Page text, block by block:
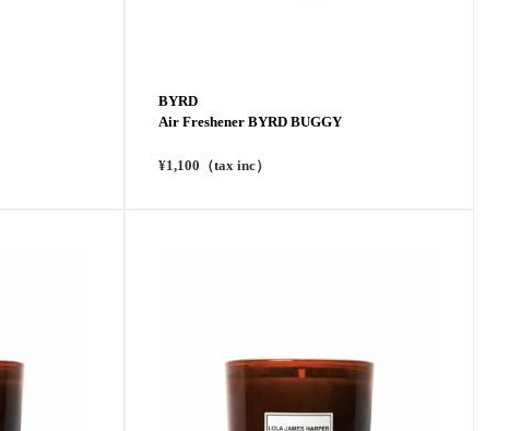
BYRD
Air Freshener BYRD BUGGY
¥1,100（tax inc）